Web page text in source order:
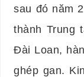
sau đó năm
thành Trung
Đài Loan,
ghép gan.